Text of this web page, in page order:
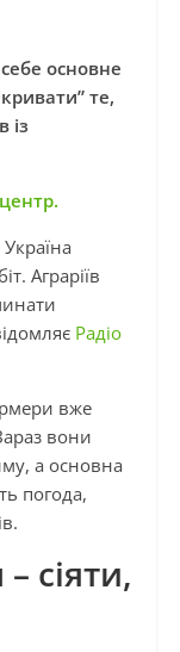
основне
те,
із
Аграріїв
Радіо
вже
вони
а основна
погода,
сіяти,